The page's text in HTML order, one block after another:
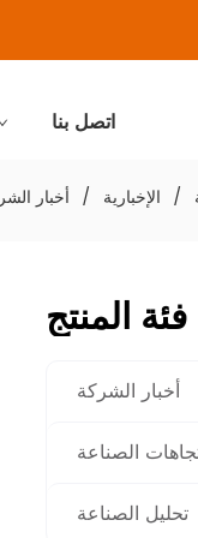
اتصل بنا
/ الإخبارية / أخبار
فئة المنتج
أخبار الشركة
الصناعة
تحليل الصناعة